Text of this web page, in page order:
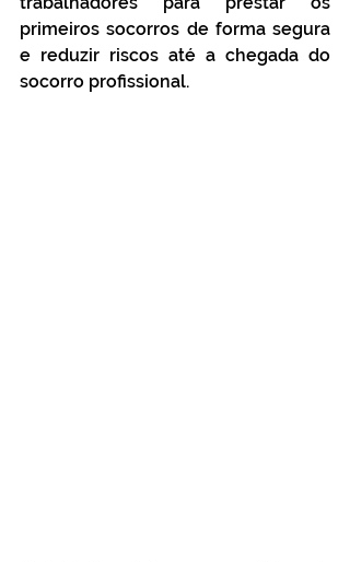
primeiros socorros de forma segura
e reduzir riscos até a chegada do
socorro profissional.